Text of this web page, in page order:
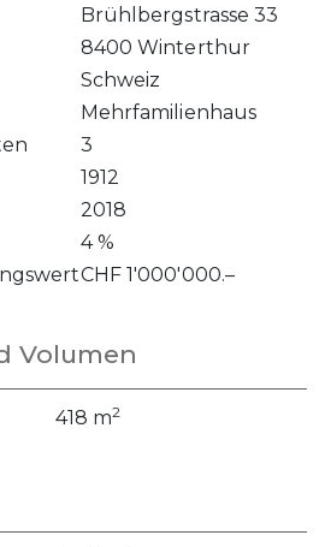
Brühlbergstrasse 33
8400 Winterthur
Schweiz
Mehrfamilienhaus
3
1912
2018
4 %
CHF 1'000'000.–
Volumen
418 m2